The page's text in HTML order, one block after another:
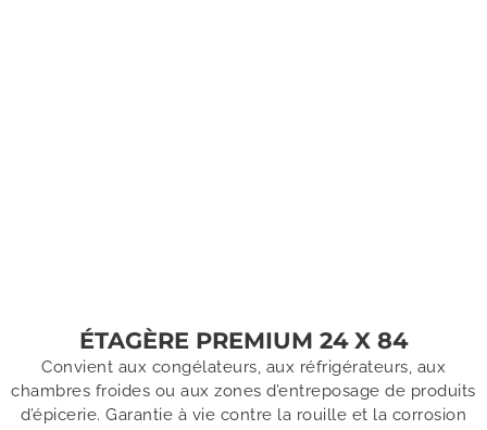
ÉTAGÈRE PREMIUM 24 X 84
Convient aux congélateurs, aux réfrigérateurs, aux
chambres froides ou aux zones d’entreposage de produits
d’épicerie. Garantie à vie contre la rouille et la corrosion